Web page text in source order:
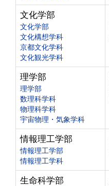
文化学部
文化学部
文化構想学科
京都文化学科
文化観光学科
理学部
理学部
数理科学科
物理科学科
宇宙物理・気象学科
情報理工学部
情報理工学部
情報理工学科
生命科学部